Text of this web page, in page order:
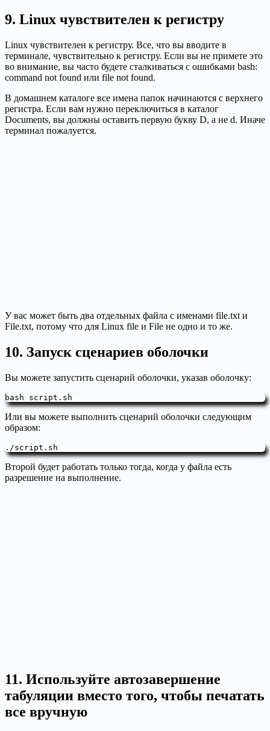
9. Linux чувствителен к регистру
Linux чувствителен к регистру. Все, что вы вводите в
терминале, чувствительно к регистру. Если вы не примете это
во внимание, вы часто будете сталкиваться с ошибками bash:
command not found или file not found.
В домашнем каталоге все имена папок начинаются с верхнего
регистра. Если вам нужно переключиться в каталог
Documents, вы должны оставить первую букву D, а не d. Иначе
терминал пожалуется.
У вас может быть два отдельных файла с именами file.txt и
File.txt, потому что для Linux file и File не одно и то же.
10. Запуск сценариев оболочки
Вы можете запустить сценарий оболочки, указав оболочку:
bash script.sh
Или вы можете выполнить сценарий оболочки следующим
образом:
./script.sh
Второй будет работать только тогда, когда у файла есть
разрешение на выполнение.
11. Используйте автозавершение
табуляции вместо того, чтобы печатать
все вручную